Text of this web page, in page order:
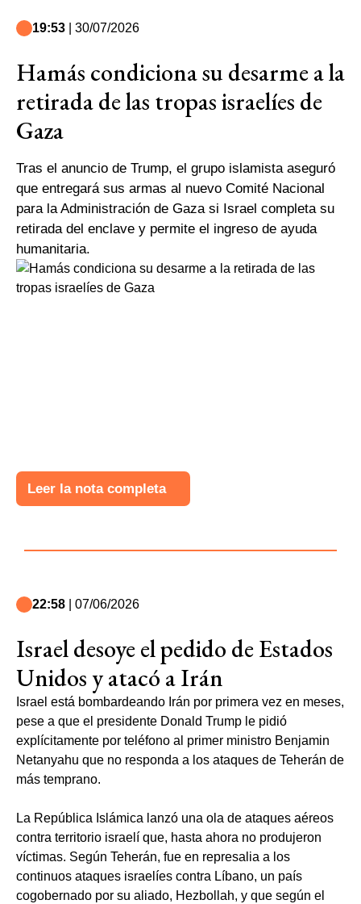
19:53 | 30/07/2026
Hamás condiciona su desarme a la
retirada de las tropas israelíes de
Gaza
Tras el anuncio de Trump, el grupo islamista aseguró
que entregará sus armas al nuevo Comité Nacional
para la Administración de Gaza si Israel completa su
retirada del enclave y permite el ingreso de ayuda
humanitaria.
Leer la nota completa
22:58 | 07/06/2026
Israel desoye el pedido de Estados
Unidos y atacó a Irán
Israel está bombardeando Irán por primera vez en meses,
pese a que el presidente Donald Trump le pidió
explícitamente por teléfono al primer ministro Benjamin
Netanyahu que no responda a los ataques de Teherán de
más temprano.
La República Islámica lanzó una ola de ataques aéreos
contra territorio israelí que, hasta ahora no produjeron
víctimas. Según Teherán, fue en represalia a los
continuos ataques israelíes contra Líbano, un país
cogobernado por su aliado, Hezbollah, y que según el